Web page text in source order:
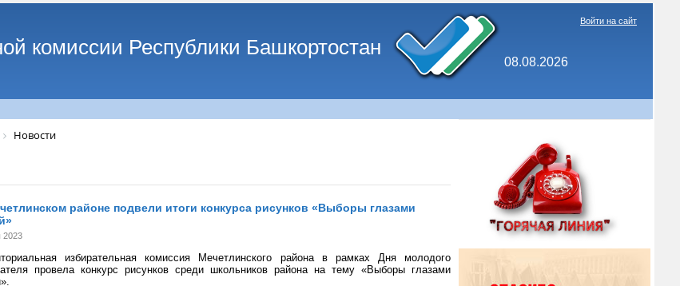
комиссии Республики Башкортостан
08.08.2026
Войти на сайт
Новости
районе подвели итоги конкурса рисунков «Выборы глазами
2023
избирательная комиссия Мечетлинского района в рамках Дня молодого
провела конкурс рисунков среди школьников района на тему «Выборы глазами